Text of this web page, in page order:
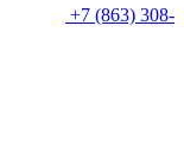
+7 (863) 308-